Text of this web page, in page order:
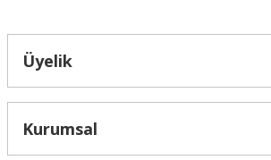
Üyelik
Kurumsal